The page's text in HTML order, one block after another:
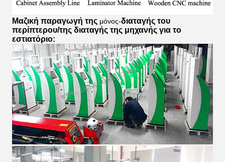
Μαζική παραγωγή της μόνος-διαταγής του
περίπτερου/της διαταγής της μηχανής για το
εστιατόριο: